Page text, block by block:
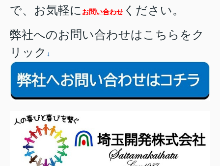
で、お気軽に お問い合わせ ください。
弊社へのお問い合わせはこちらをク
リック ↓